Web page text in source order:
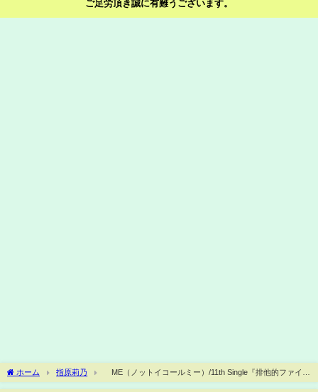
ご足労頂き誠に有難うございます。
ホーム 指原莉乃
≠ME（ノットイコールミー）/11th Single『排他的ファイタ
ー』【MV full】/ Haita-teki Fighter (Exclusive Fighter)